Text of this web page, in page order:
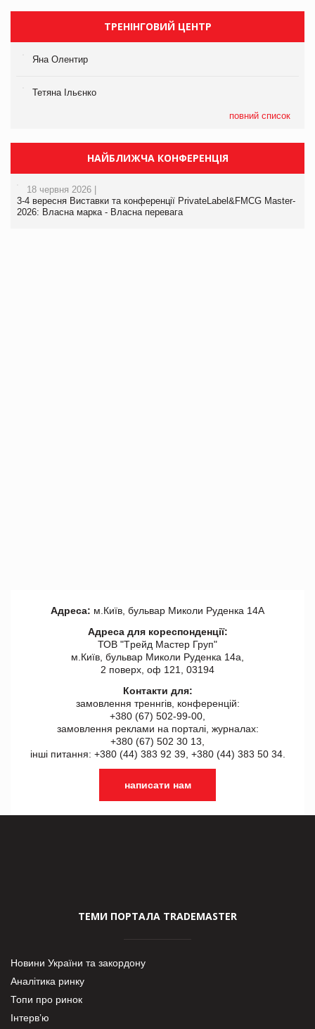
ТРЕНІНГОВИЙ ЦЕНТР
Яна Олентир
Тетяна Ільєнко
повний список
НАЙБЛИЖЧА КОНФЕРЕНЦІЯ
18 червня 2026 |
3-4 вересня Виставки та конференції PrivateLabel&FMCG Master-
2026: Власна марка - Власна перевага
Адреса: м.Київ, бульвар Миколи Руденка 14А
Адреса для кореспонденції:
ТОВ "Tрейд Мастер Груп"
м.Київ, бульвар Миколи Руденка 14а,
2 поверх, оф 121, 03194
Контакти для:
замовлення треннгів, конференцій:
+380 (67) 502-99-00,
замовлення реклами на порталі, журналах:
+380 (67) 502 30 13,
інші питання: +380 (44) 383 92 39, +380 (44) 383 50 34.
написати нам
ТЕМИ ПОРТАЛА TRADEMASTER
Новини України та закордону
Аналітика ринку
Топи про ринок
Інтерв’ю